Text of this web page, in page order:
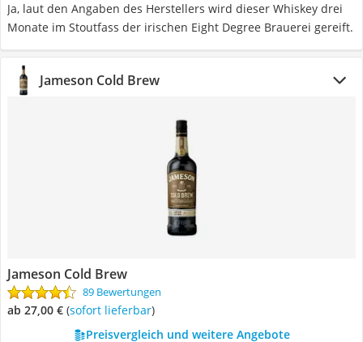
Ja, laut den Angaben des Herstellers wird dieser Whiskey drei
Monate im Stoutfass der irischen Eight Degree Brauerei gereift.
Jameson Cold Brew
Jameson Cold Brew
89 Bewertungen
ab 27,00 € ( Sofort lieferbar)
Preisvergleich und weitere Angebote